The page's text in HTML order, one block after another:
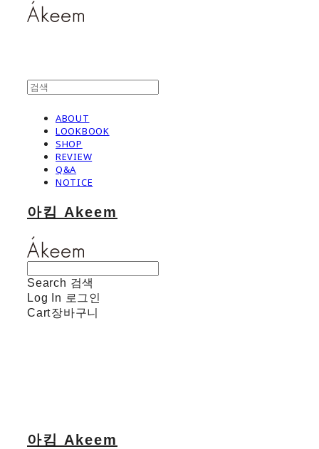
ABOUT
LOOKBOOK
SHOP
REVIEW
Q&A
NOTICE
아킴 Akeem
Search 검색
Log In 로그인
Cart장바구니
아킴 Akeem